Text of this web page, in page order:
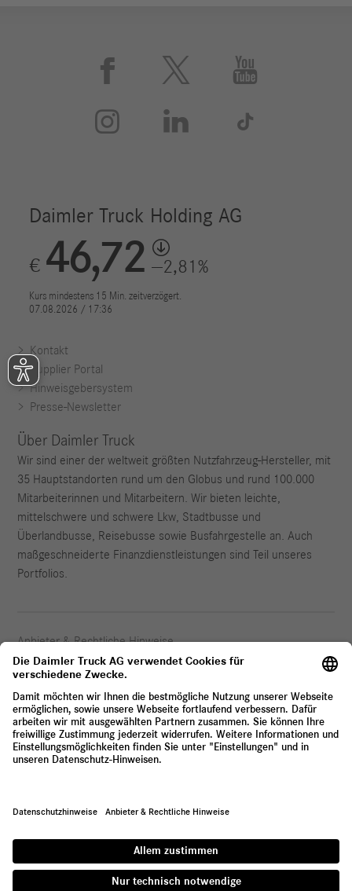
 


 
Kontakt
Supplier Portal
Hinweisgebersystem
Presse-Newsletter
Über Daimler Truck
Wir sind einer der weltweit größten Nutzfahrzeug-Hersteller, mit
35 Hauptstandorten rund um den Globus und rund 100.000
Mitarbeiterinnen und Mitarbeitern. Wir bieten leichte,
mittelschwere und schwere Lkw, Stadtbusse und
Überlandbusse, Reisebusse sowie Busfahrgestelle an. Auch
maßgeschneiderte Finanzdienstleistungen sind Teil unseres
Portfolios.
Anbieter & Rechtliche Hinweise
Datenschutz